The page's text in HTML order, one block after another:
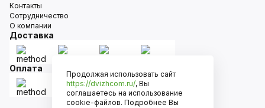
Контакты
Сотрудничество
О компании
Доставка
Оплата
Продолжая использовать сайт
https://dvizhcom.ru/, Вы
соглашаетесь на использование
cookie-файлов. Подробнее Вы